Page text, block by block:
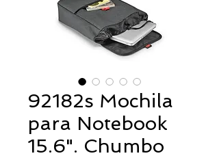
92182s Mochila
para Notebook
15.6". Chumbo